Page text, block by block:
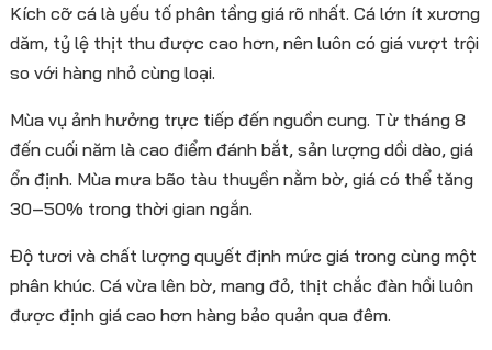
Kích cỡ cá là yếu tố phân tầng giá rõ nhất. Cá lớn ít xương
dăm, tỷ lệ thịt thu được cao hơn, nên luôn có giá vượt trội
so với hàng nhỏ cùng loại.
Mùa vụ ảnh hưởng trực tiếp đến nguồn cung. Từ tháng 8
đến cuối năm là cao điểm đánh bắt, sản lượng dồi dào, giá
ổn định. Mùa mưa bão tàu thuyền nằm bờ, giá có thể tăng
30–50% trong thời gian ngắn.
Độ tươi và chất lượng quyết định mức giá trong cùng một
phân khúc. Cá vừa lên bờ, mang đỏ, thịt chắc đàn hồi luôn
được định giá cao hơn hàng bảo quản qua đêm.